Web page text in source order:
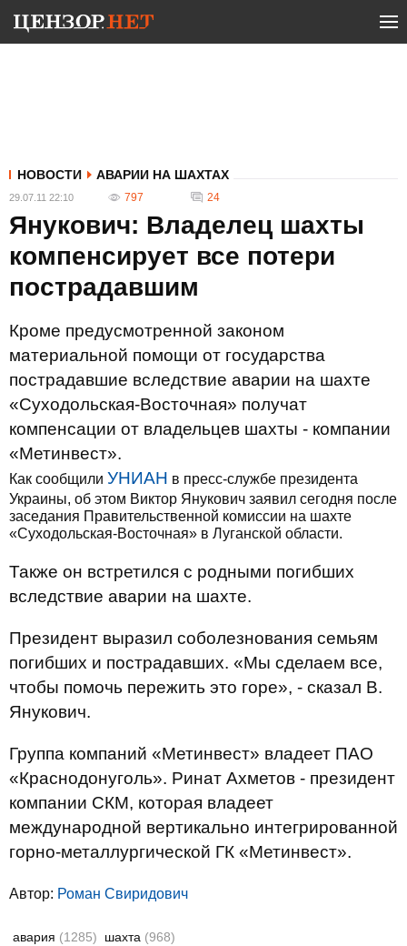
НОВОСТИ АВАРИИ НА ШАХТАХ
29.07.11 22:10 797 24
Янукович: Владелец шахты
компенсирует все потери
пострадавшим
Кроме предусмотренной законом
материальной помощи от государства
пострадавшие вследствие аварии на шахте
«Суходольская-Восточная» получат
компенсации от владельцев шахты - компании
«Метинвест».
Как сообщили УНИАН в пресс-службе президента
Украины, об этом Виктор Янукович заявил сегодня после
заседания Правительственной комиссии на шахте
«Суходольская-Восточная» в Луганской области.
Также он встретился с родными погибших
вследствие аварии на шахте.
Президент выразил соболезнования семьям
погибших и пострадавших. «Мы сделаем все,
чтобы помочь пережить это горе», - сказал В.
Янукович.
Группа компаний «Метинвест» владеет ПАО
«Краснодонуголь». Ринат Ахметов - президент
компании СКМ, которая владеет
международной вертикально интегрированной
горно-металлургической ГК «Метинвест».
Автор: Роман Свиридович
авария (1285) шахта (968)